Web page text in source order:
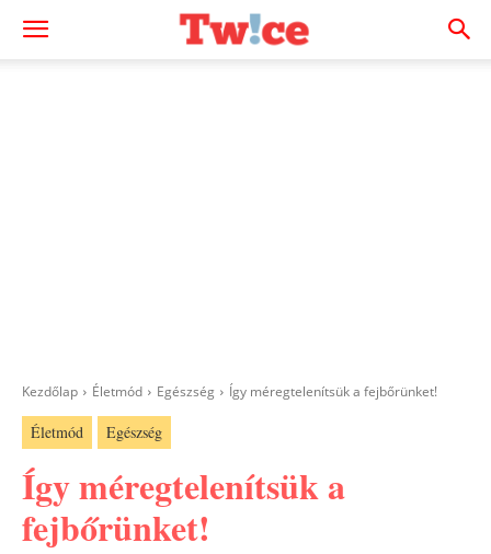
Kezdőlap Életmód Egészség Így méregtelenítsük a fejbőrünket!
Életmód Egészség
Így méregtelenítsük a
fejbőrünket!